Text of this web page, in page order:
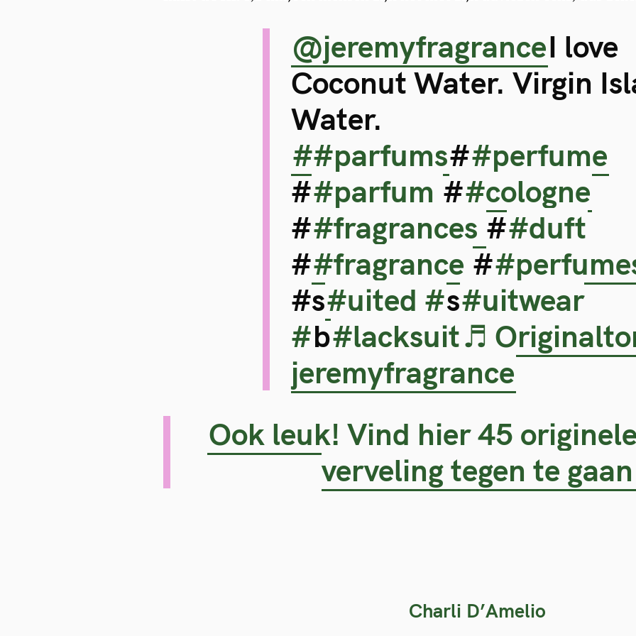
@jeremyfragranceI love
Coconut Water. Virgin
Water.
##parfums##perfume
##parfum ##cologne
##fragrances ##duft
##fragrance #
#s#uited #s#uitwear
#b#lacksuit♬
jeremyfragrance
Ook leuk! Vind hier 45
verveling tegen te
Charli D’Amelio